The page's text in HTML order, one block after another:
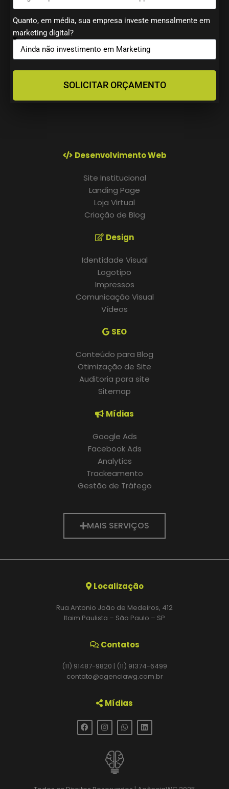
Quanto, em média, sua empresa investe mensalmente em
marketing digital?
SOLICITAR ORÇAMENTO
Desenvolvimento Web
Site Institucional
Landing Page
Loja Virtual
Criação de Blog
Design
Identidade Visual
Logotipo
Impressos
Comunicação Visual
Vídeos
SEO
Conteúdo para Blog
Otimização de Site
Auditoria para site
Sitemap
Mídias
Google Ads
Facebook Ads
Analytics
Trackeamento
Gestão de Tráfego
MAIS SERVIÇOS
Localização
Rua Antonio João de Medeiros, 412
Itaim Paulista – São Paulo – SP
Contatos
(11) 91487-9820 | (11) 91374-6499
contato@agenciawg.com.br
Mídias